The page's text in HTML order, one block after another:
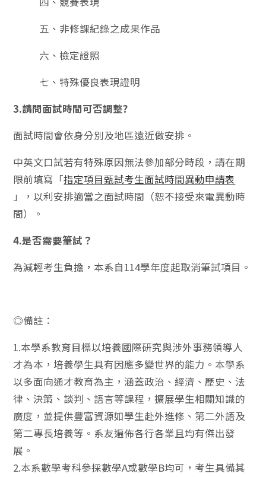
五、非修課紀錄之成果作品
六、檢定證照
七、特殊優良表現證明
3.請問面試時間可否調整?
面試時間會依身分別及地區遠近做安排。
中英文口試若有特殊原因無法參加部分時段，請在期
限前填寫「指定項目甄試考生面試時間異動申請表
」，以利安排適當之面試時間（恕不接受來電異動時
間）。
4.是否需要筆試？
為減輕考生負擔，本系自114學年度起取消筆試項目。
◎備註：
1.本學系教育目標以培養國際研究與涉外事務領導人
才為本，培養學生具有因應多變世界的能力。本學系
以多面向通才教育為主，涵蓋政治、經濟、歷史、法
律、決策、談判、語言等課程，擴展學生相關知識的
廣度，並提供豐富資源如學生赴外進修、第二外語及
第二專長培養等。系友遍佈各行各業且均有傑出發
展。
2.本系數學考科參採數學A或數學B均可，考生具備其